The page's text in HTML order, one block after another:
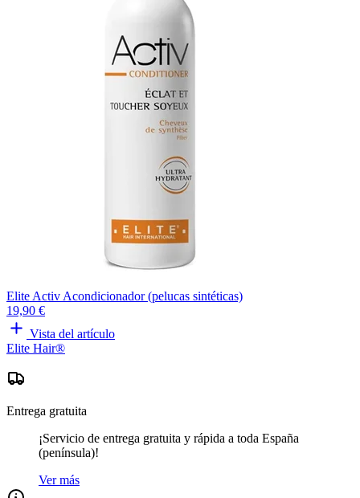
Elite Activ Acondicionador (pelucas sintéticas)
19,90 €
Vista del artículo
Elite Hair®
Entrega gratuita
¡Servicio de entrega gratuita y rápida a toda España
(península)!
Ver más